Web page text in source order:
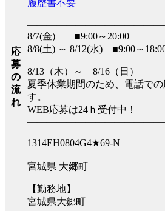
応
募
の
流
れ
履歴書不要
8/7(金) ■9:00～20:00
8/8(土) ～ 8/12(水) ■9:00～
8/13（木）～ 8/16（日）
夏季休業期間のため、電話で
す。
WEB応募は24ｈ受付中！
1314EH0804G4★69-N
宮城県 大郷町
【勤務地】
宮城県大郷町